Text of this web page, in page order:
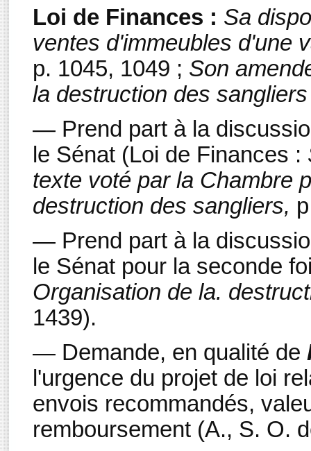
Loi de Finances : Sa
ventes d'immeubles d'une
p. 1045, 1049 ; Son
la destruction des
— Prend part à la
le Sénat (Loi de Finances :
texte voté par la Chambre
destruction des sangliers,
— Prend part à la
le Sénat pour la seconde
Organisation de la.
1439).
— Demande, en qualité de
l'urgence du projet de loi
envois recommandés,
remboursement (A., S. O.